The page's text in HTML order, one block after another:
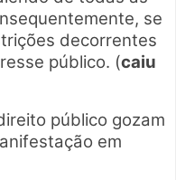
se
decorrentes
público. (caiu
público gozam
em